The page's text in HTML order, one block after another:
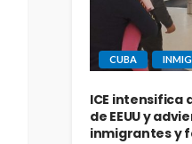
CUBA
ICE intensifica
de EEUU y
inmigrantes y